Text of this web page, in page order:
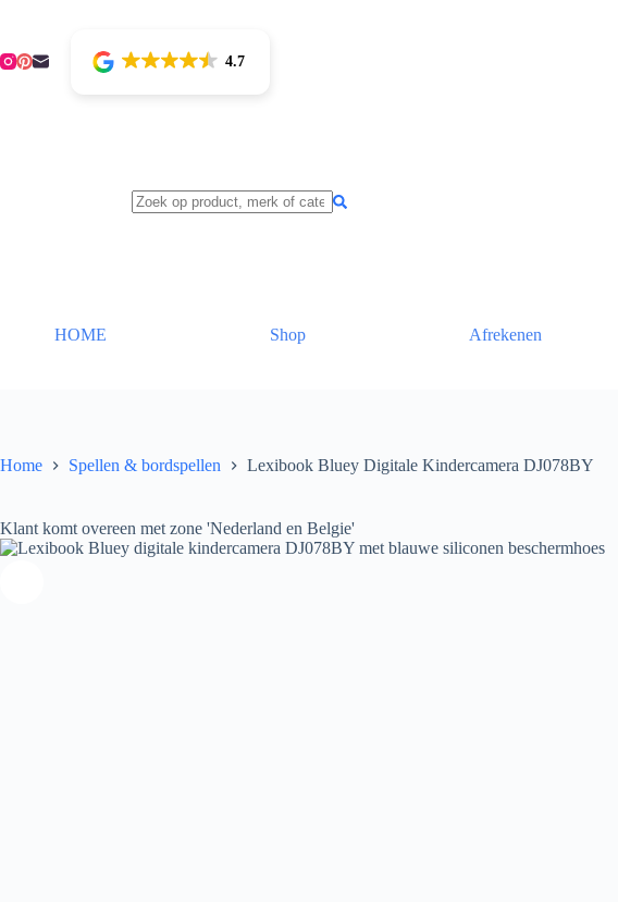
inhoud
4.7
HOME Shop Afrekenen
Home Spellen & bordspellen Lexibook Bluey Digitale Kindercamera DJ078BY
Klant komt overeen met zone 'Nederland en Belgie'